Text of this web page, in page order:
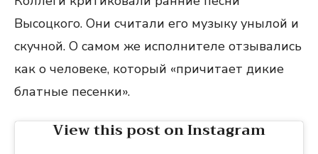
Высоцкого. Они считали его музыку унылой и
скучной. О самом же исполнителе отзывались
как о человеке, который «причитает дикие
блатные песенки».
View this post on Instagram